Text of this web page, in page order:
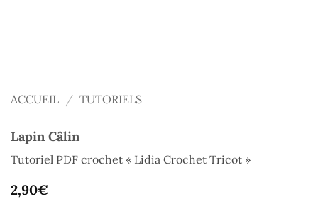
ACCUEIL / TUTORIELS
Lapin Câlin
Tutoriel PDF crochet « Lidia Crochet Tricot »
2,90€